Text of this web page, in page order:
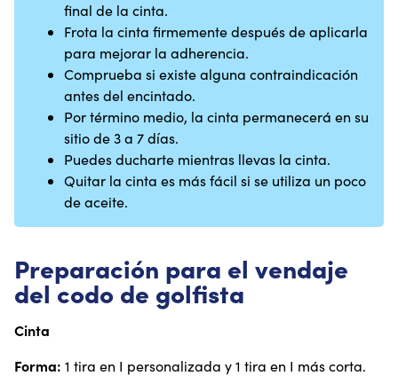
final de la cinta.
Frota la cinta firmemente después de aplicarla
para mejorar la adherencia.
Comprueba si existe alguna contraindicación
antes del encintado.
Por término medio, la cinta permanecerá en su
sitio de 3 a 7 días.
Puedes ducharte mientras llevas la cinta.
Quitar la cinta es más fácil si se utiliza un poco
de aceite.
Preparación para el vendaje
del codo de golfista
Cinta
Forma: 1 tira en I personalizada y 1 tira en I más corta.